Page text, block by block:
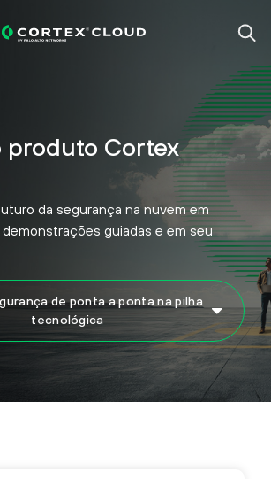
produto Cortex
da segurança na nuvem em
guiadas e em seu
de ponta a ponta na pilha
tecnológica